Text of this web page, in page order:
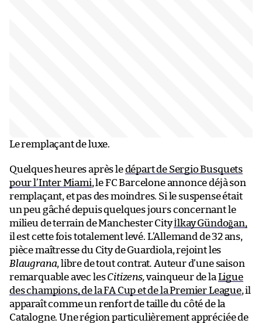
Le remplaçant de luxe.
Quelques heures après ledépart de Sergio Busquets
pour l’Inter Miami, le FC Barcelone annonce déjà son
remplaçant, et pas des moindres. Si le suspense était
un peu gâché depuis quelques jours concernant le
milieu de terrain de Manchester Cityİlkay Gündoğan,
il est cette fois totalement levé. L’Allemand de 32 ans,
pièce maîtresse du City de Guardiola, rejoint les
Blaugrana, libre de tout contrat. Auteur d’une saison
remarquable avec lesCitizens,vainqueur de la Ligue
des champions, de la FA Cup et de la Premier League, il
apparaît comme un renfort de taille du côté de la
Catalogne. Une région particulièrement appréciée de